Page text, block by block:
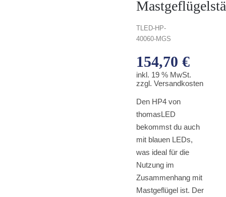
TLED-HP-
40060-MGS
154,70€
inkl. 19 % MwSt.
zzgl. Versandkosten
Den HP4 von
thomasLED
bekommst du auch
mit blauen LEDs,
was ideal für die
Nutzung im
Zusammenhang mit
Mastgeflügel ist. Der